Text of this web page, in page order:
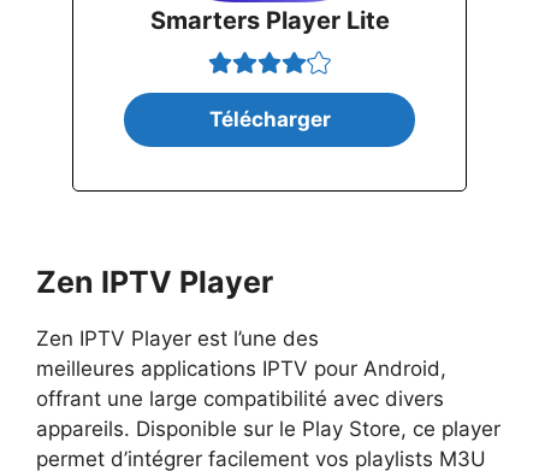
Smarters Player Lite
Télécharger
Zen IPTV Player
Zen IPTV Player est l’une des
meilleures applications IPTV pour Android,
offrant une large compatibilité avec divers
appareils. Disponible sur le Play Store, ce player
permet d’intégrer facilement vos playlists M3U